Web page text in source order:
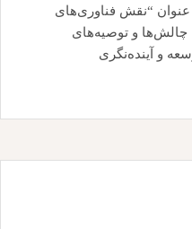
“نقش فناوری‌های
چالش‌ها و توصیه‌های
و آینده‌نگری